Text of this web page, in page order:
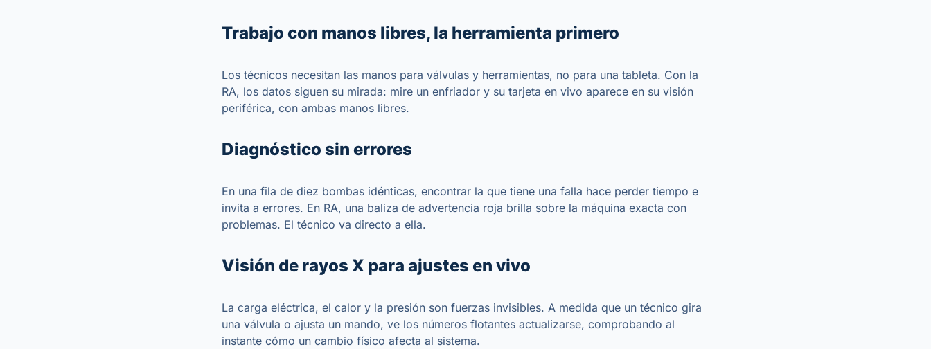
Trabajo con manos libres, la herramienta primero
Los técnicos necesitan las manos para válvulas y herramientas, no para una tableta. Con la
RA, los datos siguen su mirada: mire un enfriador y su tarjeta en vivo aparece en su visión
periférica, con ambas manos libres.
Diagnóstico sin errores
En una fila de diez bombas idénticas, encontrar la que tiene una falla hace perder tiempo e
invita a errores. En RA, una baliza de advertencia roja brilla sobre la máquina exacta con
problemas. El técnico va directo a ella.
Visión de rayos X para ajustes en vivo
La carga eléctrica, el calor y la presión son fuerzas invisibles. A medida que un técnico gira
una válvula o ajusta un mando, ve los números flotantes actualizarse, comprobando al
instante cómo un cambio físico afecta al sistema.